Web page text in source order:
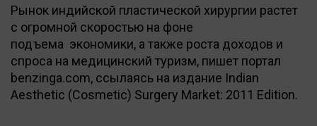
Рынок индийской пластической хирургии растет
с огромной скоростью на фоне
подъема экономики, а также роста доходов и
спроса на медицинский туризм, пишет портал
benzinga.com, ссылаясь на издание Indian
Aesthetic (Cosmetic) Surgery Market: 2011 Edition.